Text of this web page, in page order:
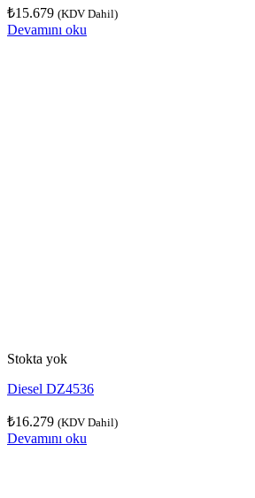
₺15.679 (KDV Dahil)
Devamını oku
Stokta yok
Diesel DZ4536
₺16.279 (KDV Dahil)
Devamını oku